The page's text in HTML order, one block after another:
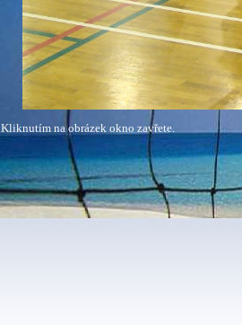
Kliknutím na obrázek okno zavřete.